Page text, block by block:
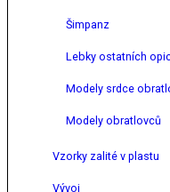
Šimpanz
Lebky ostatních
Modely srdce
Modely obratlovců
Vzorky zalité v plastu
Vývoj